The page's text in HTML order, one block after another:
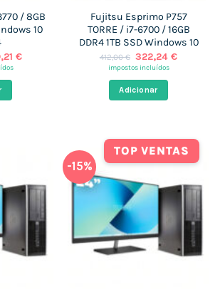
/ 8GB
10
€.
€O
Fujitsu Esprimo P757
TORRE / i7-6700 / 16GB
DDR4 1TB SSD Windows 10
412,00€ O
preço
era:
412,00 €.
322,24€O
impostos incluídos
Adicionar
-15%
TOP VENTAS